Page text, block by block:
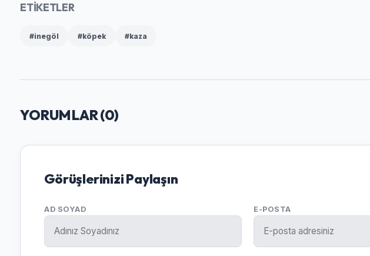
ETİKETLER
#inegöl #köpek #kaza
YORUMLAR (0)
Görüşlerinizi Paylaşın
AD SOYAD E-POSTA